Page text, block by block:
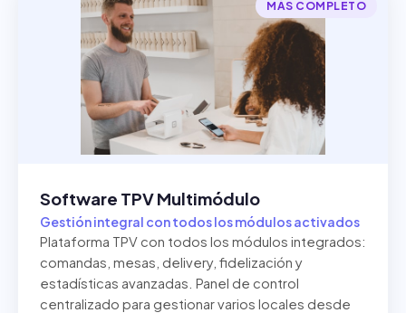
MÁS COMPLETO
Software TPV Multimódulo
Gestión integral con todos los módulos activados
Plataforma TPV con todos los módulos integrados:
comandas, mesas, delivery, fidelización y
estadísticas avanzadas. Panel de control
centralizado para gestionar varios locales desde